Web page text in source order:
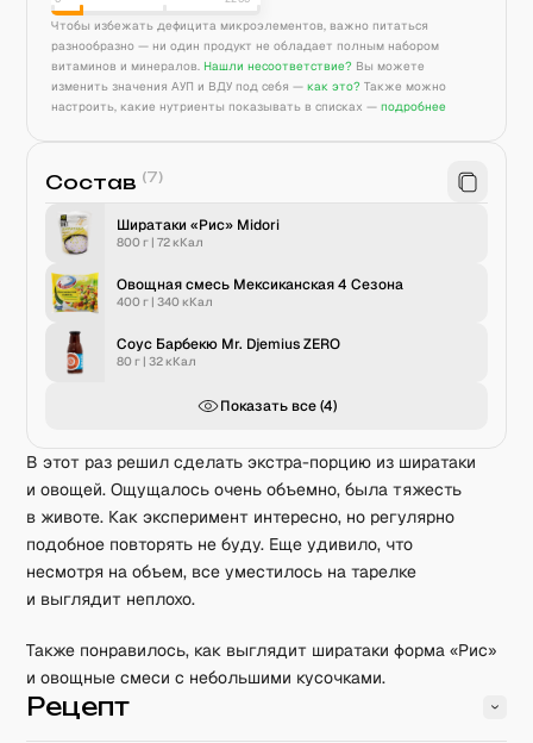
Чтобы избежать дефицита микроэлементов, важно питаться
разнообразно — ни один продукт не обладает полным набором
витаминов и минералов. Нашли несоответствие? Вы можете
изменить значения АУП и ВДУ под себя — как это? Также можно
настроить, какие нутриенты показывать в списках — подробнее
В этот раз решил сделать экстра-порцию из ширатаки
и овощей. Ощущалось очень объемно, была тяжесть
в животе. Как эксперимент интересно, но регулярно
подобное повторять не буду. Еще удивило, что
несмотря на объем, все уместилось на тарелке
и выглядит неплохо.
Также понравилось, как выглядит ширатаки форма «Рис»
и овощные смеси с небольшими кусочками.
Рецепт
Состав (7)
Ширатаки «Рис» Midori
800 г |72кКал
Овощная смесь Мексиканская 4 Сезона
400 г |340кКал
Соус Барбекю Mr. Djemius ZERO
80 г |32кКал
Показать все (4)